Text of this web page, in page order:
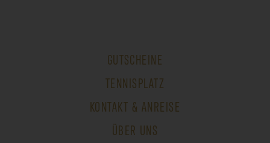
GUTSCHEINE
TENNISPLATZ
KONTAKT & ANREISE
ÜBER UNS